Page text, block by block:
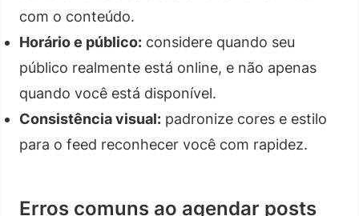
com o conteúdo.
Horário e público: considere quando seu
público realmente está online, e não apenas
quando você está disponível.
Consistência visual: padronize cores e estilo
para o feed reconhecer você com rapidez.
Erros comuns ao agendar posts